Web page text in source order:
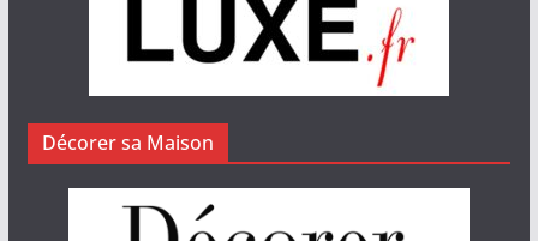
Décorer sa Maison